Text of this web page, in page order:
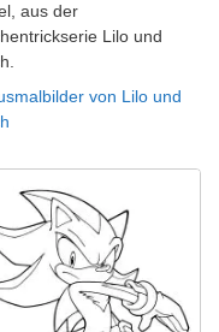
aus der
Lilo und
von Lilo und